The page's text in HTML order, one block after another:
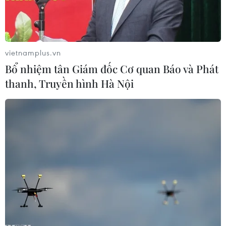
Ủy viên châu Âu phụ trách kinh tế Paolo
Gentiloni hôm 4/4 đã bác bỏ thông tin cho rằng
vietnamplus.vn
Bổ nhiệm tân Giám đốc Cơ quan Báo và Phát
thanh, Truyền hình Hà Nội